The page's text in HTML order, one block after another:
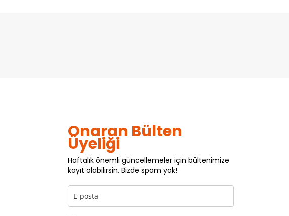
Onaran Bülten
Üyeliği
Haftalık önemli güncellemeler için bültenimize
kayıt olabilirsin. Bizde spam yok!